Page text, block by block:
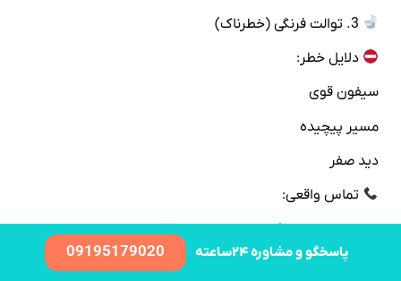
دلایل خطر:
سیفون قوی
مسیر پیچیده
دید صفر
تماس واقعی:
«یه بار سیفون کشیدم، بعد فهمیدم گوشی افتاده…»
نتیجه:
پاسخگو و مشاوره ۲۴ساعته 09195179020